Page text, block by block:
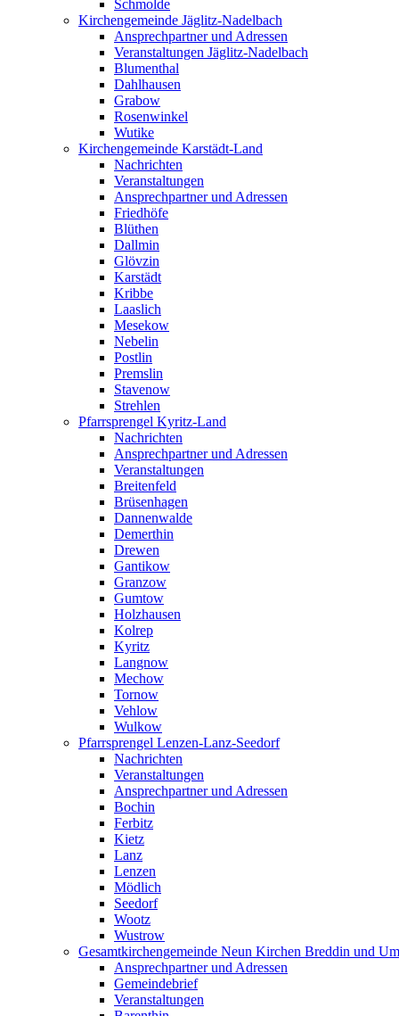
Schmolde
Kirchengemeinde Jäglitz-Nadelbach
Ansprechpartner und Adressen
Veranstaltungen Jäglitz-Nadelbach
Blumenthal
Dahlhausen
Grabow
Rosenwinkel
Wutike
Kirchengemeinde Karstädt-Land
Nachrichten
Veranstaltungen
Ansprechpartner und Adressen
Friedhöfe
Blüthen
Dallmin
Glövzin
Karstädt
Kribbe
Laaslich
Mesekow
Nebelin
Postlin
Premslin
Stavenow
Strehlen
Pfarrsprengel Kyritz-Land
Nachrichten
Ansprechpartner und Adressen
Veranstaltungen
Breitenfeld
Brüsenhagen
Dannenwalde
Demerthin
Drewen
Gantikow
Granzow
Gumtow
Holzhausen
Kolrep
Kyritz
Langnow
Mechow
Tornow
Vehlow
Wulkow
Pfarrsprengel Lenzen-Lanz-Seedorf
Nachrichten
Veranstaltungen
Ansprechpartner und Adressen
Bochin
Ferbitz
Kietz
Lanz
Lenzen
Mödlich
Seedorf
Wootz
Wustrow
Gesamtkirchengemeinde Neun Kirchen Breddin und
Ansprechpartner und Adressen
Gemeindebrief
Veranstaltungen